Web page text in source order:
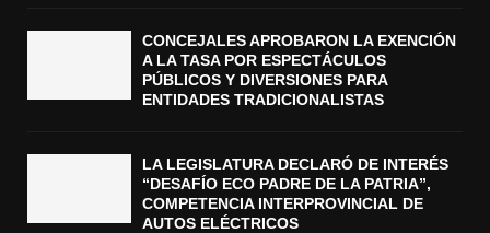
CONCEJALES APROBARON LA EXENCIÓN
A LA TASA POR ESPECTÁCULOS
PÚBLICOS Y DIVERSIONES PARA
ENTIDADES TRADICIONALISTAS
LA LEGISLATURA DECLARÓ DE INTERÉS
“DESAFÍO ECO PADRE DE LA PATRIA”,
COMPETENCIA INTERPROVINCIAL DE
AUTOS ELÉCTRICOS